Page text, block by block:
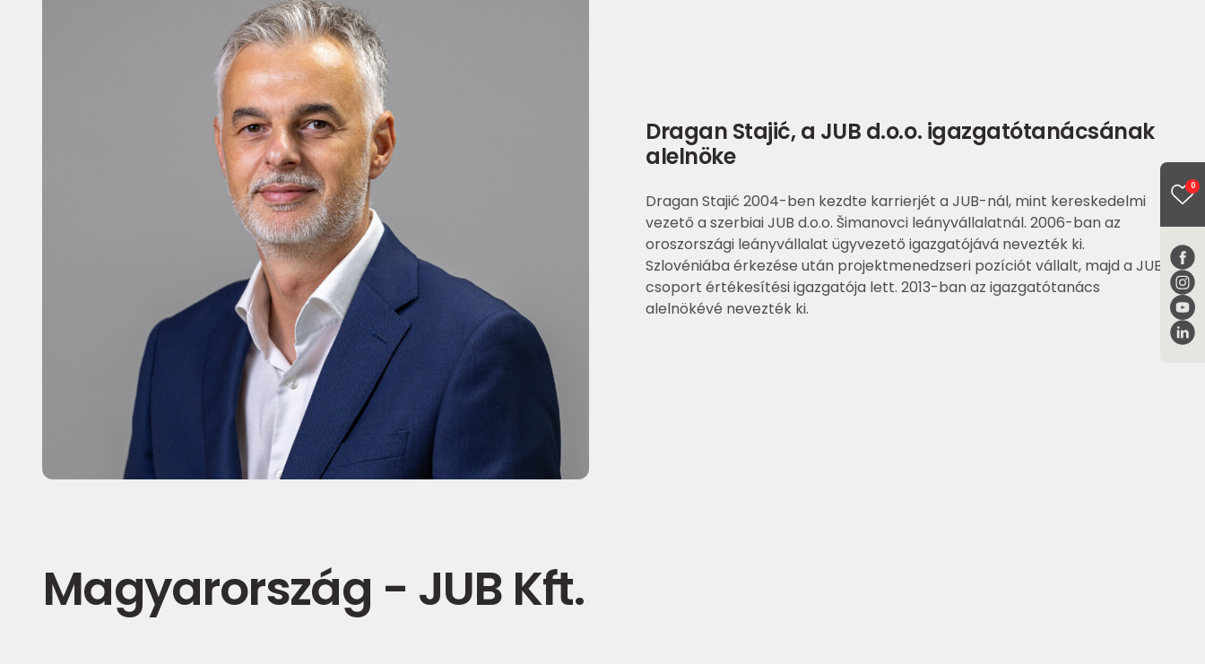
0
Dragan Stajić, a JUB d.o.o. igazgatótanácsának
alelnöke
Dragan Stajić 2004-ben kezdte karrierjét a JUB-nál, mint kereskedelmi
vezető a szerbiai JUB d.o.o. Šimanovci leányvállalatnál. 2006-ban az
oroszországi leányvállalat ügyvezető igazgatójává nevezték ki.
Szlovéniába érkezése után projektmenedzseri pozíciót vállalt, majd a JUB
csoport értékesítési igazgatója lett. 2013-ban az igazgatótanács
alelnökévé nevezték ki.
Magyarország - JUB Kft.